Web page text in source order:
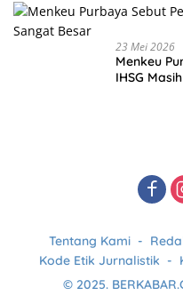
23 Mei 2026
Menkeu
IHSG
Tentang Kami
Kode Etik Jurnalistik
© 2025.